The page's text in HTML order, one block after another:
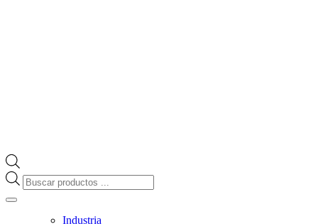
Búsqueda
de
Industria